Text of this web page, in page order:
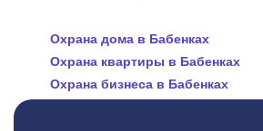
Охрана дома в Бабенках
Охрана квартиры в Бабенках
Охрана бизнеса в Бабенках